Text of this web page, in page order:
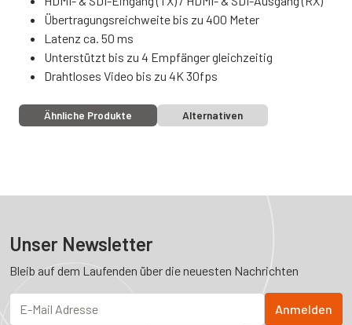
Übertragungsreichweite bis zu 400 Meter
Latenz ca. 50 ms
Unterstützt bis zu 4 Empfänger gleichzeitig
Drahtloses Video bis zu 4K 30fps
Ähnliche Produkte Alternativen
Unser Newsletter
Bleib auf dem Laufenden über die neuesten Nachrichten